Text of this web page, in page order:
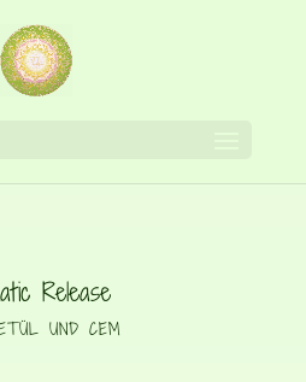
Release
UND CEM